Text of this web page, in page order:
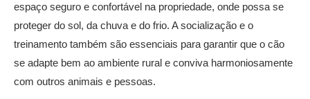
espaço seguro e confortável na propriedade, onde possa se
proteger do sol, da chuva e do frio. A socialização e o
treinamento também são essenciais para garantir que o cão
se adapte bem ao ambiente rural e conviva harmoniosamente
com outros animais e pessoas.